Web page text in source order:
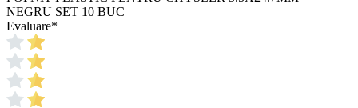
NEGRU SET 10 BUC
Evaluare*